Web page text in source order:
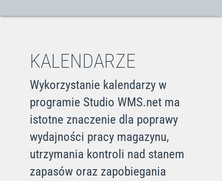
KALENDARZE
Wykorzystanie kalendarzy w
programie Studio WMS.net ma
istotne znaczenie dla poprawy
wydajności pracy magazynu,
utrzymania kontroli nad stanem
zapasów oraz zapobiegania